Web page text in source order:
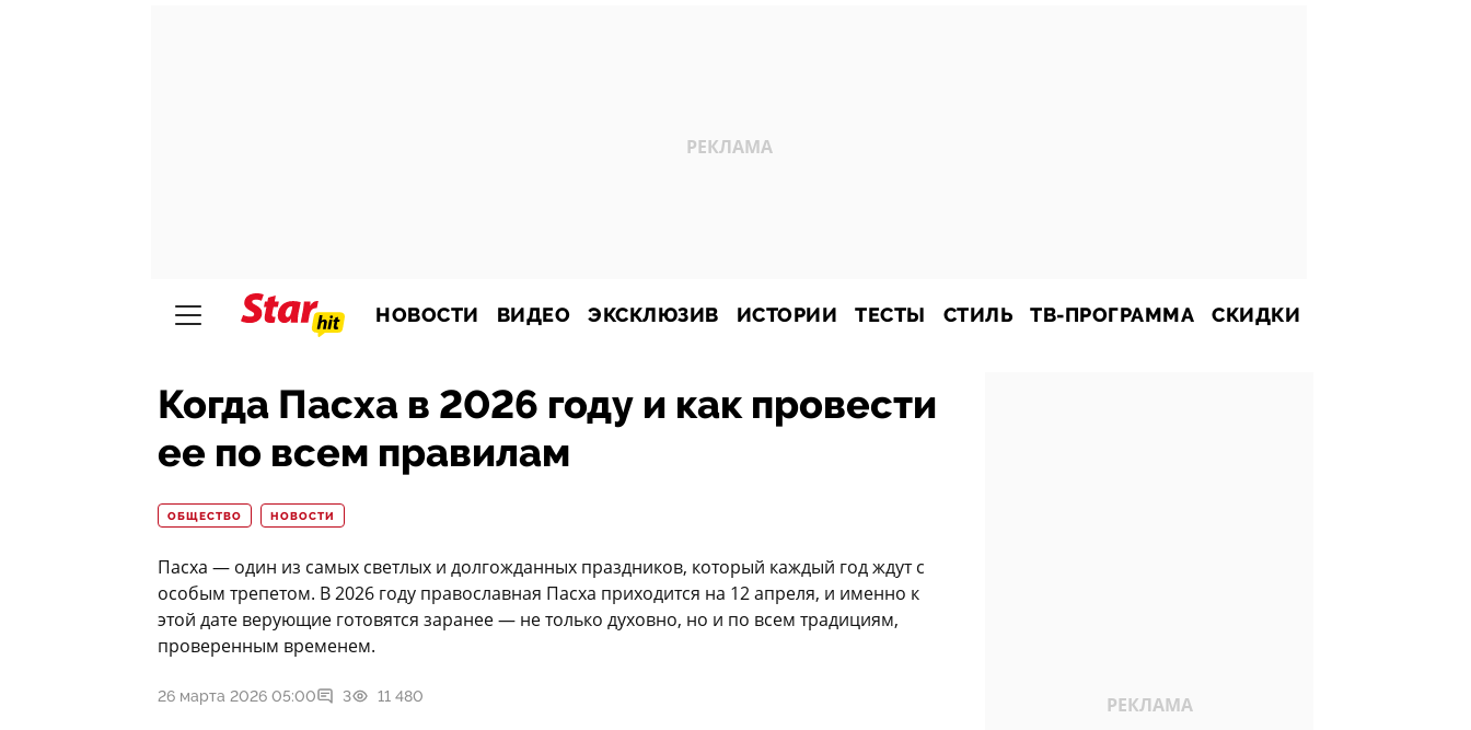
НОВОСТИ ВИДЕО ЭКСКЛЮЗИВ ИСТОРИИ ТЕСТЫ СТИЛЬ ТВ-ПРОГРАММА СКИДКИ
Когда Пасха в 2026 году и как провести
ее по всем правилам
ОБЩЕСТВО НОВОСТИ
Пасха — один из самых светлых и долгожданных праздников, который каждый год ждут с
особым трепетом. В 2026 году православная Пасха приходится на 12 апреля, и именно к
этой дате верующие готовятся заранее — не только духовно, но и по всем традициям,
проверенным временем.
26 марта 2026 05:00 3 11 480